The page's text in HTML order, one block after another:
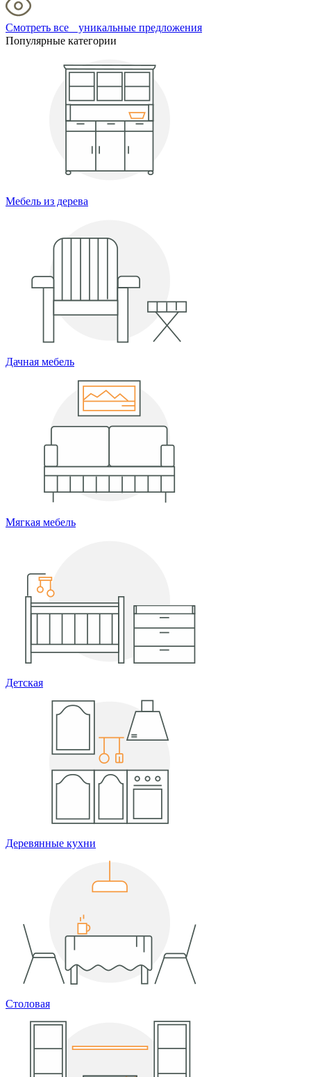
Смотреть все уникальные предложения
Популярные категории
Мебель из дерева
Дачная мебель
Мягкая мебель
Детская
Деревянные кухни
Столовая